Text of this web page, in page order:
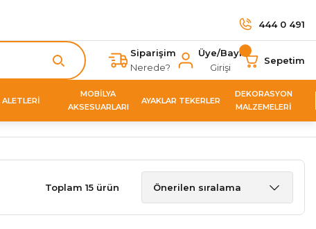
444 0 491
Siparişim
Nerede?
Üye/Bayi
Girişi
Sepetim
ALETLERİ
MOBİLYA
AKSESUARLARI
AYAKLAR TEKERLER
DEKORASYON
MALZEMELERİ
Toplam 15 ürün